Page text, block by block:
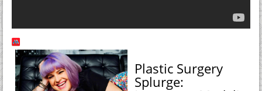
Plastic Surgery
Splurge: